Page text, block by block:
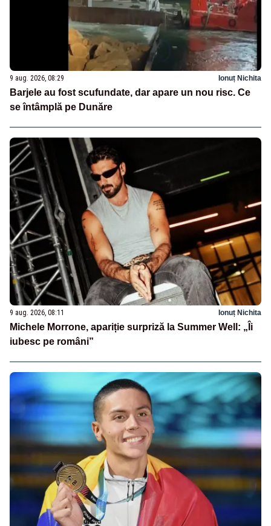
9 aug. 2026, 08:29 Ionuț Nichita
Barjele au fost scufundate, dar apare un nou risc. Ce
se întâmplă pe Dunăre
9 aug. 2026, 08:11 Ionuț Nichita
Michele Morrone, apariție surpriză la Summer Well: „Îi
iubesc pe români”